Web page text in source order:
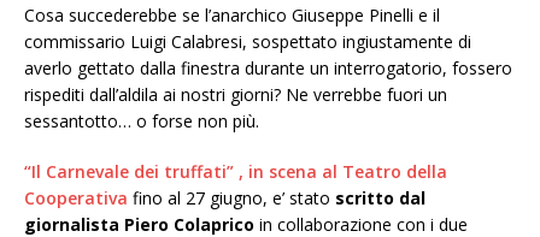
Cosa succederebbe se l’anarchico Giuseppe Pinelli e il
commissario Luigi Calabresi, sospettato ingiustamente di
averlo gettato dalla finestra durante un interrogatorio, fossero
rispediti dall’aldila ai nostri giorni? Ne verrebbe fuori un
sessantotto… o forse non più.
“Il Carnevale dei truffati” , in scena al Teatro della
Cooperativa fino al 27 giugno, e’ stato scritto dal
giornalista Piero Colaprico in collaborazione con i due